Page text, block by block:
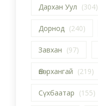
Дархан Уул (304)
Дорнод (240)
Завхан (97)
Өвөрхангай (219)
Сүхбаатар (155)